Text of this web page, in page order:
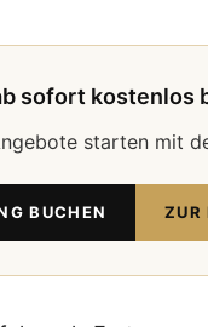
sofort kostenlos
starten mit
BUCHEN ZUR